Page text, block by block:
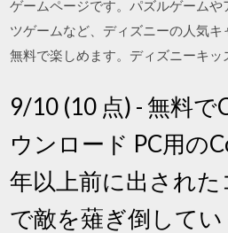
ゲームページです。パズルゲーム
ツゲームなど、ディズニーの人気
無料で楽しめます。ディズニーキッ
9/10 (10 点) - 無料で
ウンロード PC用の
年以上前に出され
で敵を薙ぎ倒して